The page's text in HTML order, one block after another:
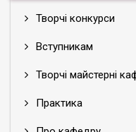
Творчі конкурси
Вступникам
Творчі майстерні
Практика